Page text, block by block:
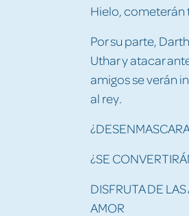
Hielo, cometerán
Por su parte,
Uthar y atacar
amigos se verán
al rey.
¿SE
DISFRUTA DE
AMOR